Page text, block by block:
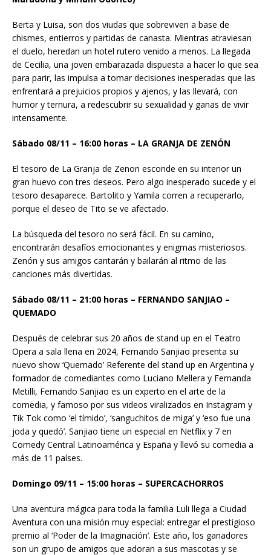
Berta y Luisa, son dos viudas que sobreviven a base de
chismes, entierros y partidas de canasta. Mientras atraviesan
el duelo, heredan un hotel rutero venido a menos. La llegada
de Cecilia, una joven embarazada dispuesta a hacer lo que sea
para parir, las impulsa a tomar decisiones inesperadas que las
enfrentará a prejuicios propios y ajenos, y las llevará, con
humor y ternura, a redescubrir su sexualidad y ganas de vivir
intensamente.
Sábado 08/11 – 16:00 horas – LA GRANJA DE ZENÓN
El tesoro de La Granja de Zenon esconde en su interior un
gran huevo con tres deseos. Pero algo inesperado sucede y el
tesoro desaparece. Bartolito y Yamila corren a recuperarlo,
porque el deseo de Tito se ve afectado.
La búsqueda del tesoro no será fácil. En su camino,
encontrarán desafíos emocionantes y enigmas misteriosos.
Zenón y sus amigos cantarán y bailarán al ritmo de las
canciones más divertidas.
Sábado 08/11 – 21:00 horas – FERNANDO SANJIAO –
QUEMADO
Después de celebrar sus 20 años de stand up en el Teatro
Opera a sala llena en 2024, Fernando Sanjiao presenta su
nuevo show ‘Quemado’ Referente del stand up en Argentina y
formador de comediantes como Luciano Mellera y Fernanda
Metilli, Fernando Sanjiao es un experto en el arte de la
comedia, y famoso por sus videos viralizados en Instagram y
Tik Tok como ‘el tímido’, ‘sanguchitos de miga’ y ‘eso fue una
joda y quedó’. Sanjiao tiene un especial en Netflix y 7 en
Comedy Central Latinoamérica y España y llevó su comedia a
más de 11 países.
Domingo 09/11 – 15:00 horas – SUPERCACHORROS
Una aventura mágica para toda la familia Luli llega a Ciudad
Aventura con una misión muy especial: entregar el prestigioso
premio al ‘Poder de la Imaginación’. Este año, los ganadores
son un grupo de amigos que adoran a sus mascotas y se